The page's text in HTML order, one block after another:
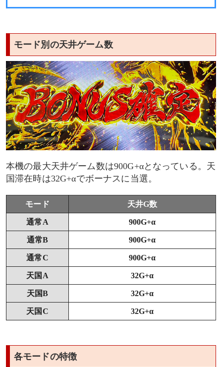
通常B滞在時
通常C滞在時
天国モードのボーナス当選時
天国A滞在時
天国B滞在時
天国C滞在時
アイキャッチのモード示唆
ボーナス開始時のボイス
ボーナス中のキャラ紹介演出
モード別の天井ゲーム数
本機の最大天井ゲーム数は900G+αとなっている。天
国滞在時は32G+αでボーナスに当選。
モード 天井G数
通常A 900G+α
通常B 900G+α
通常C 900G+α
天国A 32G+α
天国B 32G+α
天国C 32G+α
各モードの特徴